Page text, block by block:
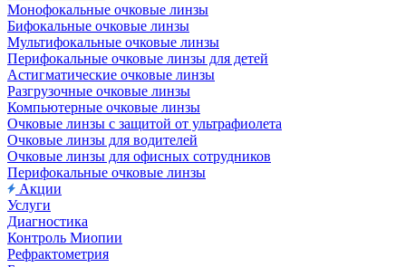
Монофокальные очковые линзы
Бифокальные очковые линзы
Мультифокальные очковые линзы
Перифокальные очковые линзы для детей
Астигматические очковые линзы
Разгрузочные очковые линзы
Компьютерные очковые линзы
Очковые линзы с защитой от ультрафиолета
Очковые линзы для водителей
Очковые линзы для офисных сотрудников
Перифокальные очковые линзы
Акции
Услуги
Диагностика
Контроль Миопии
Рефрактометрия